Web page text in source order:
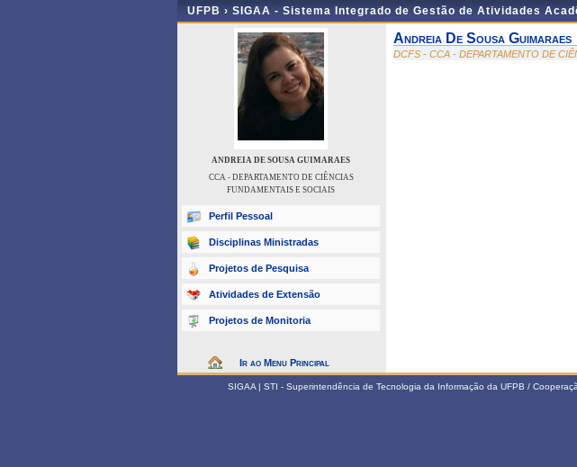
UFPB › SIGAA - Sistema Integrado de Gestão de Atividades
ANDREIA DE SOUSA GUIMARAES
CCA - DEPARTAMENTO DE CIÊNCIAS
FUNDAMENTAIS E SOCIAIS
Perfil Pessoal
Disciplinas Ministradas
Projetos de Pesquisa
Atividades de Extensão
Projetos de Monitoria
Ir ao Menu Principal
Andreia De Sousa Guimaraes
DCFS - CCA - DEPARTAMENTO DE
SIGAA | STI - Superintendência de Tecnologia da Informação da UFPB /